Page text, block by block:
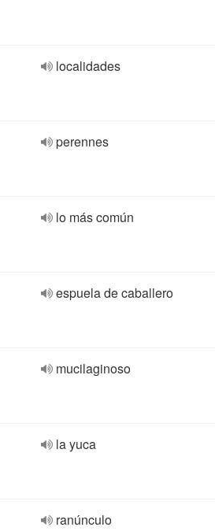
localidades
perennes
lo más común
espuela de caballero
mucilaginoso
la yuca
ranúnculo